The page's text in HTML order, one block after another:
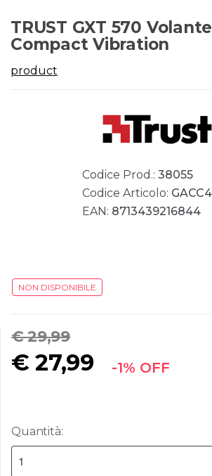
TRUST GXT 570 Volante
Compact Vibration
product
Codice Prod.: 38055
Codice Articolo:
EAN: 8713439216844
NON DISPONIBILE
€ 29,99
€27,99 -1% OFF
Quantità: